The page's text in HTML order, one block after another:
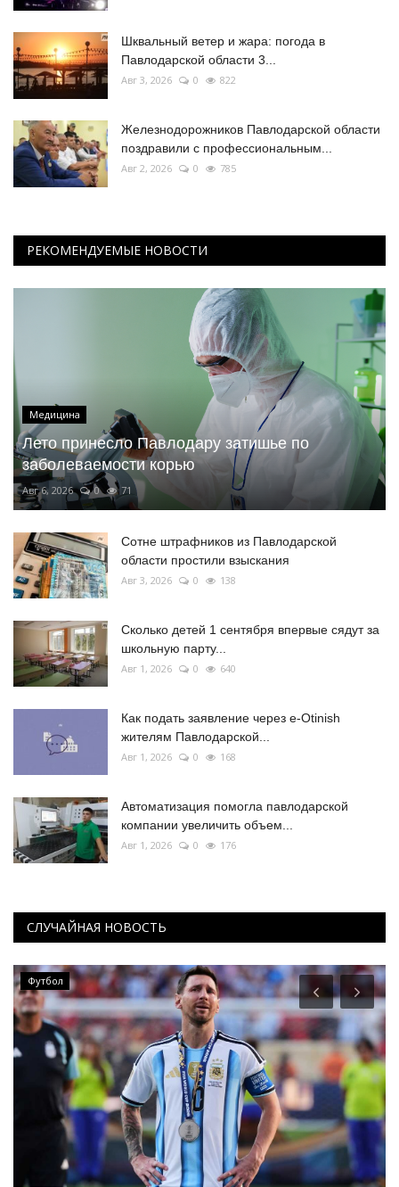
Шквальный ветер и жара: погода в
Павлодарской области 3...
Авг 3, 2026 0 822
Железнодорожников Павлодарской области
поздравили с профессиональным...
Авг 2, 2026 0 785
РЕКОМЕНДУЕМЫЕ НОВОСТИ
Медицина
Лето принесло Павлодару затишье по
заболеваемости корью
Авг 6, 2026 0 71
Сотне штрафников из Павлодарской
области простили взыскания
Авг 3, 2026 0 138
Сколько детей 1 сентября впервые сядут за
школьную парту...
Авг 1, 2026 0 640
Как подать заявление через e-Otinish
жителям Павлодарской...
Авг 1, 2026 0 168
Автоматизация помогла павлодарской
компании увеличить объем...
Авг 1, 2026 0 176
СЛУЧАЙНАЯ НОВОСТЬ
Футбол